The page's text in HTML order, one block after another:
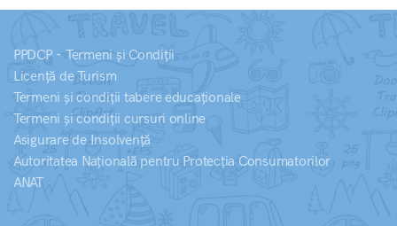
PPDCP - Termeni și Condiții
Licență de Turism
Termeni și condiții tabere educaționale
Termeni și condiții cursuri online
Asigurare de Insolvență
Autoritatea Națională pentru Protecția Consumatorilor
ANAT